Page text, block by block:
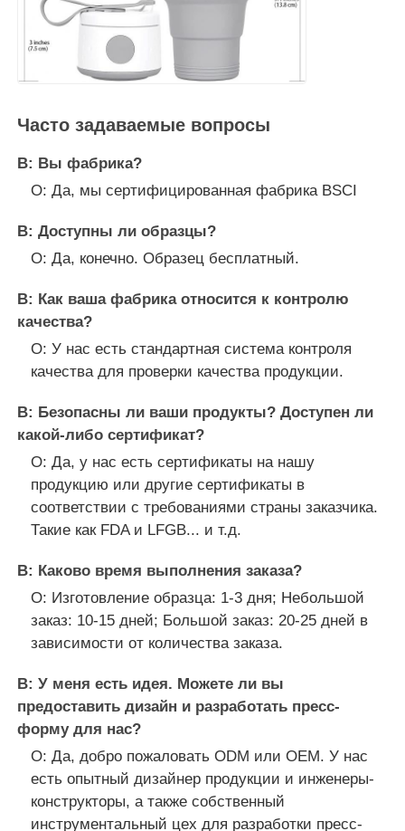
Часто задаваемые вопросы
В: Вы фабрика?
О: Да, мы сертифицированная фабрика BSCI
В: Доступны ли образцы?
О: Да, конечно. Образец бесплатный.
В: Как ваша фабрика относится к контролю
качества?
О: У нас есть стандартная система контроля
качества для проверки качества продукции.
В: Безопасны ли ваши продукты? Доступен ли
какой-либо сертификат?
О: Да, у нас есть сертификаты на нашу
продукцию или другие сертификаты в
соответствии с требованиями страны заказчика.
Такие как FDA и LFGB... и т.д.
В: Каково время выполнения заказа?
О: Изготовление образца: 1-3 дня; Небольшой
заказ: 10-15 дней; Большой заказ: 20-25 дней в
зависимости от количества заказа.
В: У меня есть идея. Можете ли вы
предоставить дизайн и разработать пресс-
форму для нас?
О: Да, добро пожаловать ODM или OEM. У нас
есть опытный дизайнер продукции и инженеры-
конструкторы, а также собственный
инструментальный цех для разработки пресс-